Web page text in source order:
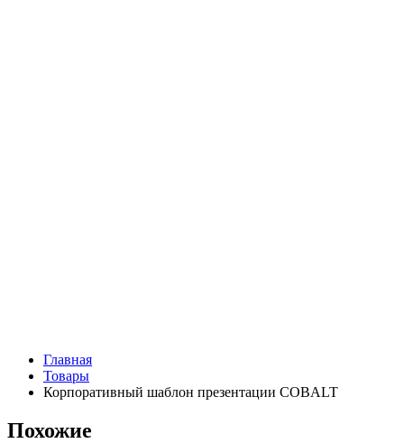
Главная
Товары
Корпоративный шаблон презентации COBALT
Похожие